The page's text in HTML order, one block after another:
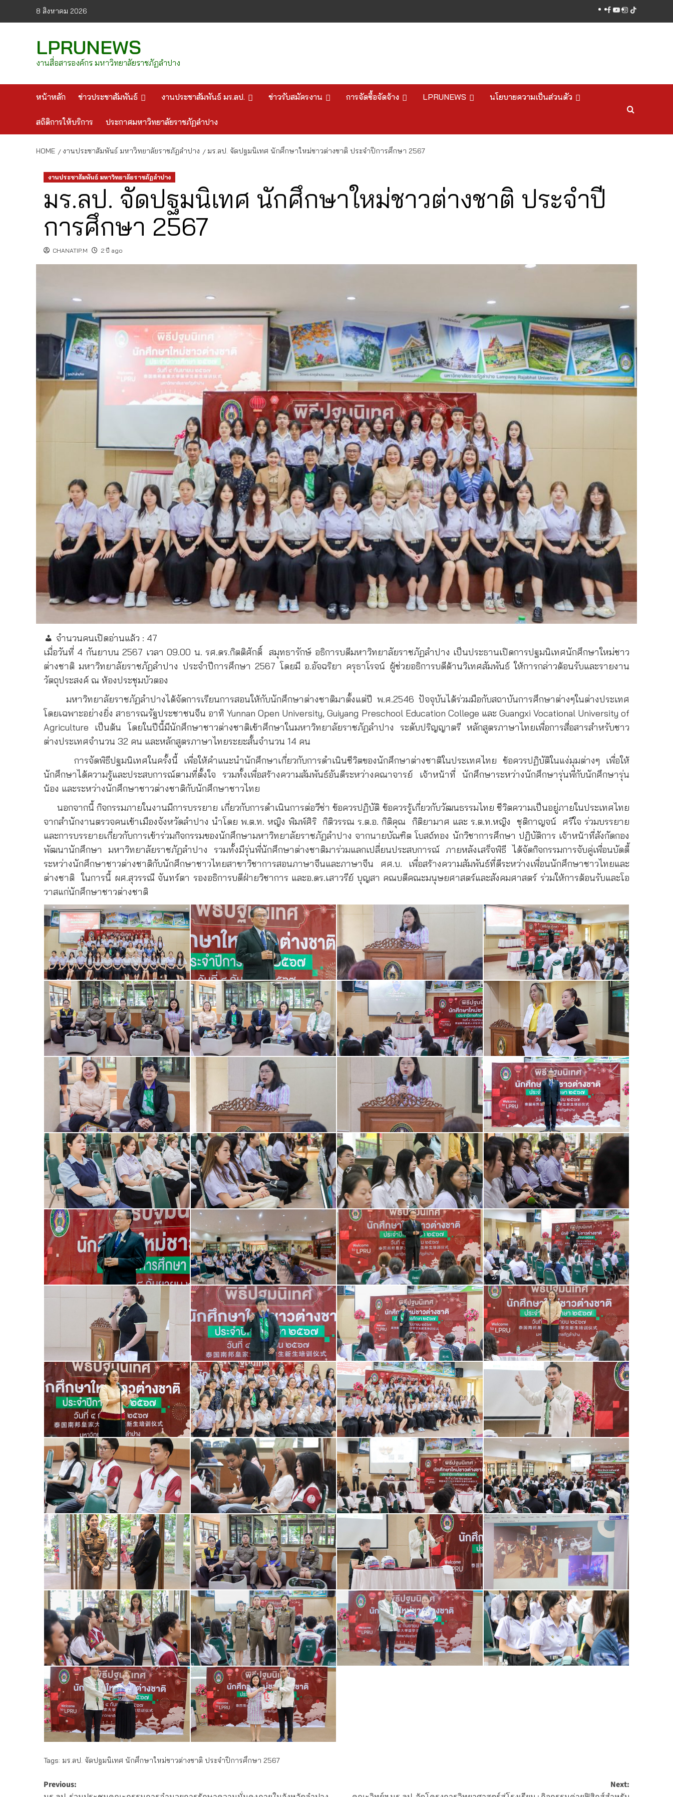
8 สิงหาคม 2026 facebook
youtube
instagram
tiktok
LPRUNEWS
งานสื่อสารองค์กร มหาวิทยาลัยราชภัฏลำปาง
หน้าหลัก ข่าวประชาสัมพันธ์ งานประชาสัมพันธ์ มร.ลป. ข่าวรับสมัครงาน การจัดซื้อจัดจ้าง LPRUNEWS นโยบายความเป็นส่วนตัว
สถิติการให้บริการ ประกาศมหาวิทยาลัยราชภัฏลำปาง
HOME งานประชาสัมพันธ์ มหาวิทยาลัยราชภัฏลำปาง มร.ลป. จัดปฐมนิเทศ นักศึกษาใหม่ชาวต่างชาติ ประจำปีการศึกษา 2567
งานประชาสัมพันธ์ มหาวิทยาลัยราชภัฏลำปาง
มร.ลป. จัดปฐมนิเทศ นักศึกษาใหม่ชาวต่างชาติ ประจำปี
การศึกษา 2567
CHANATIP.M 2 ปี ago
จำนวนคนเปิดอ่านแล้ว : 47
เมื่อวันที่ 4 กันยาบน 2567 เวลา 09.00 น. รศ.ดร.กิตติศักดิ์ สมุทธารักษ์ อธิการบดีมหาวิทยาลัยราชภัฏลำปาง เป็นประธานเปิดการปฐมนิเทศนักศึกษาใหม่ชาว
ต่างชาติ มหาวิทยาลัยราชภัฏลำปาง ประจำปีการศึกษา 2567 โดยมี อ.อัจฉริยา ครุธาโรจน์ ผู้ช่วยอธิการบดีด้านวิเทศสัมพันธ์ ให้การกล่าวต้อนรับและรายงาน
วัตถุประสงค์ ณ ห้องประชุมบัวตอง
มหาวิทยาลัยราชภัฏลำปางได้จัดการเรียนการสอนให้กับนักศึกษาต่างชาติมาตั้งแต่ปี พ.ศ.2546 ปัจจุบันได้ร่วมมือกับสถาบันการศึกษาต่างๆในต่างประเทศ
โดยเฉพาะอย่างยิ่ง สาธารณรัฐประชาชนจีน อาทิ Yunnan Open University, Guiyang Preschool Education College และ Guangxi Vocational University of
Agriculture เป็นต้น โดยในปีนี้มีนักศึกษาชาวต่างชาติเข้าศึกษาในมหาวิทยาลัยราชภัฏลำปาง ระดับปริญญาตรี หลักสูตรภาษาไทยเพื่อการสื่อสารสำหรับชาว
ต่างประเทศจำนวน 32 คน และหลักสูตรภาษาไทยระยะสั้นจำนวน 14 คน
การจัดพิธีปฐมนิเทศในครั้งนี้ เพื่อให้คำแนะนำนักศึกษาเกี่ยวกับการดำเนินชีวิตของนักศึกษาต่างชาติในประเทศไทย ข้อควรปฏิบัติในแง่มุมต่างๆ เพื่อให้
นักศึกษาได้ความรู้และประสบการณ์ตามที่ตั้งใจ รวมทั้งเพื่อสร้างความสัมพันธ์อันดีระหว่างคณาจารย์ เจ้าหน้าที่ นักศึกษาระหว่างนักศึกษารุ่นพี่กับนักศึกษารุ่น
น้อง และระหว่างนักศึกษาชาวต่างชาติกับนักศึกษาชาวไทย
นอกจากนี้ กิจกรรมภายในงานมีการบรรยาย เกี่ยวกับการดำเนินการต่อวีซ่า ข้อควรปฏิบัติ ข้อควรรู้เกี่ยวกับวัฒนธรรมไทย ชีวิตความเป็นอยู่ภายในประเทศไทย
จากสำนักงานตรวจคนเข้าเมืองจังหวัดลำปาง นำโดย พ.ต.ท. หญิง พิมพ์ศิริ กิติวรรณ ร.ต.อ. กิติคุณ กิติยามาศ และ ร.ต.ท.หญิง ชุติกาญจน์ ศรีใจ ร่วมบรรยาย
และการบรรยายเกี่ยวกับการเข้าร่วมกิจกรรมของนักศึกษามหาวิทยาลัยราชภัฏลำปาง จากนายบัณฑิต โบสถ์ทอง นักวิชาการศึกษา ปฏิบัติการ เจ้าหน้าที่สังกัดกอง
พัฒนานักศึกษา มหาวิทยาลัยราชภัฏลำปาง รวมทั้งมีรุ่นพี่นักศึกษาต่างชาติมาร่วมแลกเปลี่ยนประสบการณ์ ภายหลังเสร็จพิธี ได้จัดกิจกรรมการจับคู่เพื่อนบัดดี้
ระหว่างนักศึกษาชาวต่างชาติกับนักศึกษาชาวไทยสาขาวิชาการสอนภาษาจีนและภาษาจีน ศศ.บ. เพื่อสร้างความสัมพันธ์ที่ดีระหว่างเพื่อนนักศึกษาชาวไทยและ
ต่างชาติ ในการนี้ ผศ.สุวรรณี จันทร์ตา รองอธิการบดีฝ่ายวิชาการ และอ.ดร.เสาวรีย์ บุญสา คณบดีคณะมนุษยศาสตร์และสังคมศาสตร์ ร่วมให้การต้อนรับและโอ
วาสแก่นักศึกษาชาวต่างชาติ
Tags: มร.ลป. จัดปฐมนิเทศ นักศึกษาใหม่ชาวต่างชาติ ประจำปีการศึกษา 2567
Post
Previous:
Next: